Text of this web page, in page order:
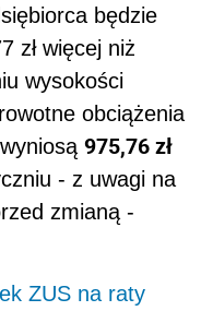
będzie
zł więcej niż
wysokości
obciążenia
975,76 zł
- z uwagi na
zmianą -
ZUS na raty